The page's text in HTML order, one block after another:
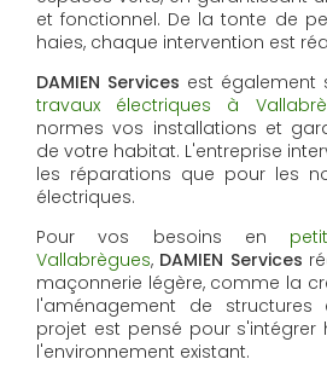
et fonctionnel. De la tonte de
haies, chaque intervention est
DAMIEN Services est également
travaux électriques à
normes vos installations et
de votre habitat. L'entreprise
les réparations que pour les
électriques.
Pour vos besoins en
Vallabrègues, DAMIEN Services
maçonnerie légère, comme la
l'aménagement de structures
projet est pensé pour s'intégrer
l'environnement existant.